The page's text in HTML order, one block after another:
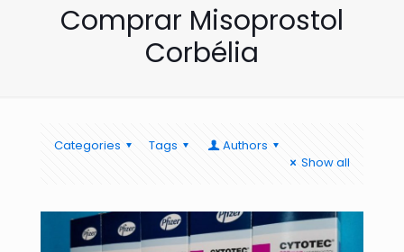
Comprar Misoprostol
Corbélia
Categories Tags
Authors
Show all